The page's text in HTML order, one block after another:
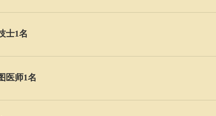
士1名
医师1名